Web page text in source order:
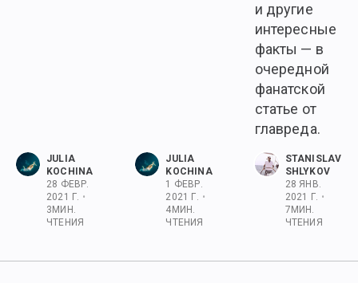
JULIA
KOCHINA
28 ФЕВР.
2021 Г. •
3 МИН.
ЧТЕНИЯ
JULIA
KOCHINA
1 ФЕВР.
2021 Г. •
4 МИН.
ЧТЕНИЯ
и другие
интересные
факты — в
очередной
фанатской
статье от
главреда.
STANISLAV
SHLYKOV
28 ЯНВ.
2021 Г. •
7 МИН.
ЧТЕНИЯ